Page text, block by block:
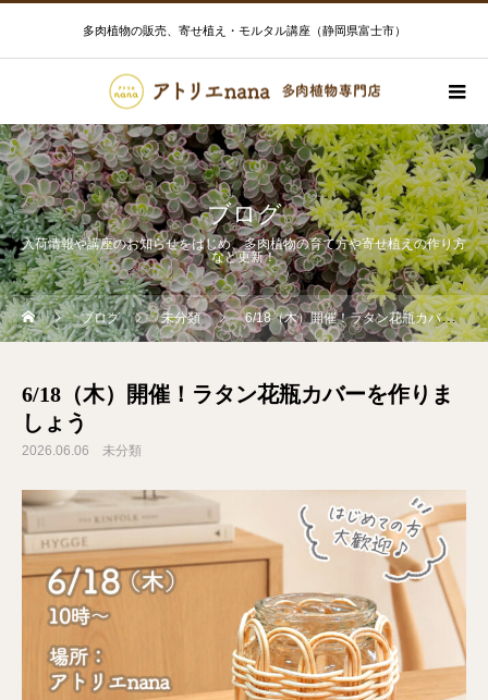
多肉植物の販売、寄せ植え・モルタル講座（静岡県富士市）
ブログ
入荷情報や講座のお知らせをはじめ、多肉植物の育て方や寄せ植えの作り方
など更新！
ブログ 未分類 6/18（木）開催！ラタン花瓶カバーを作りましょう
6/18（木）開催！ラタン花瓶カバーを作りま
しょう
2026.06.06 未分類